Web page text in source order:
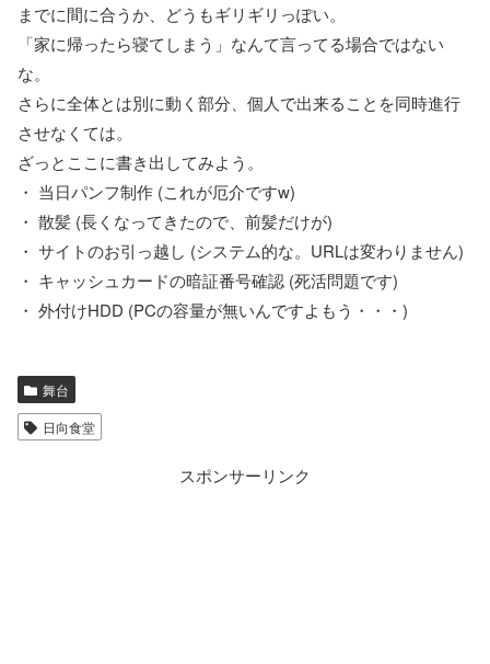
までに間に合うか、どうもギリギリっぽい。
「家に帰ったら寝てしまう」なんて言ってる場合ではない
な。
さらに全体とは別に動く部分、個人で出来ることを同時進行
させなくては。
ざっとここに書き出してみよう。
・ 当日パンフ制作 (これが厄介ですw)
・ 散髪 (長くなってきたので、前髪だけが)
・ サイトのお引っ越し (システム的な。URLは変わりません)
・ キャッシュカードの暗証番号確認 (死活問題です)
・ 外付けHDD (PCの容量が無いんですよもう・・・)
舞台
日向食堂
スポンサーリンク